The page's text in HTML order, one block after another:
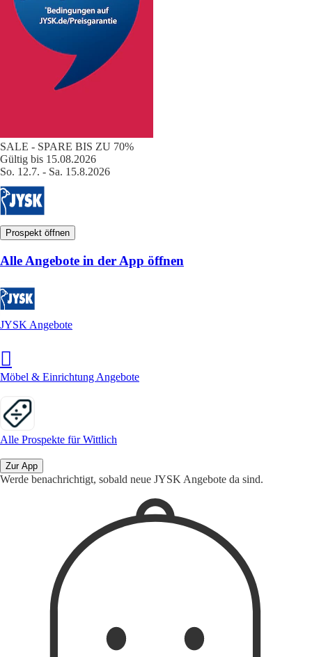
SALE - SPARE BIS ZU 70%
Gültig bis 15.08.2026
So. 12.7. - Sa. 15.8.2026
Prospekt öffnen
Alle Angebote in der App öffnen
JYSK Angebote
Möbel & Einrichtung Angebote
Alle Prospekte für Wittlich
Zur App
Werde benachrichtigt, sobald neue JYSK Angebote da sind.